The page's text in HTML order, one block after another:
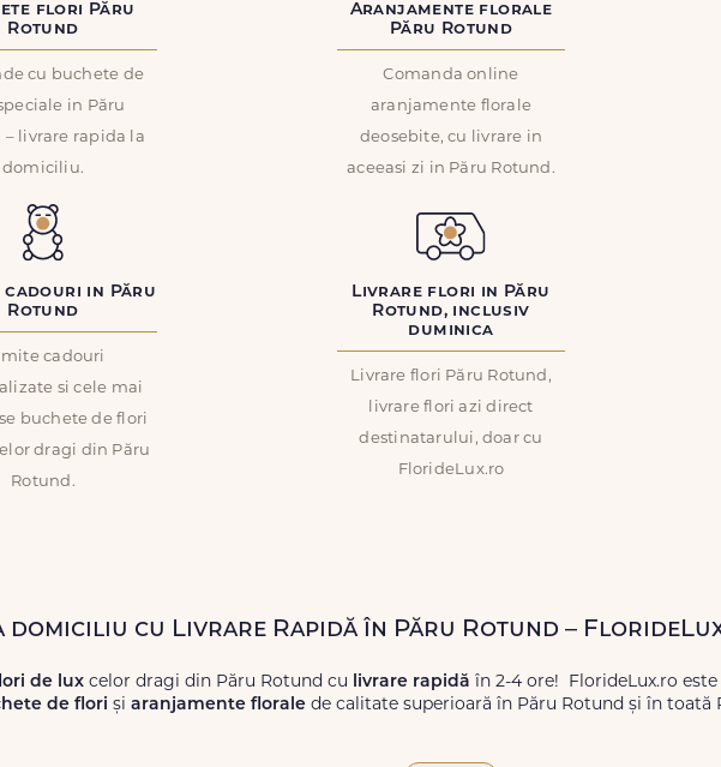
flori Păru
Rotund
cu buchete de
in Păru
– livrare rapida la
domiciliu.
Aranjamente florale
Păru Rotund
Comanda online
aranjamente florale
deosebite, cu livrare in
aceeasi zi in Păru Rotund.
in Păru
Rotund
cadouri
si cele mai
buchete de flori
dragi din Păru
Rotund.
Livrare flori in Păru
Rotund, inclusiv
duminica
Livrare flori Păru Rotund,
livrare flori azi direct
destinatarului, doar cu
FlorideLux.ro
cu Livrare Rapidă în Păru Rotund –
de lux celor dragi din Păru Rotund cu livrare rapidă în 2-4 ore! FlorideLux.ro este
de flori și aranjamente florale de calitate superioară în Păru Rotund și în toată